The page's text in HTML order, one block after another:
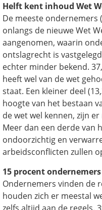
Helft kent inhoud Wet
De meeste ondernemers
onlangs de nieuwe Wet
aangenomen, waarin
ontslagrecht is
echter minder bekend.
heeft wel van de wet
staat. Een kleiner deel
hoogte van het bestaan
de wet wel kennen, zijn
Meer dan een derde van
ondoorzichtig en
arbeidsconflicten zullen
15 procent
Ondernemers vinden de
houden zich er meestal